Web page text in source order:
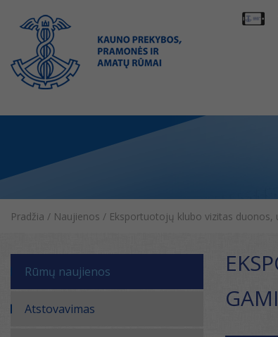
Pradžia / Naujienos / Eksportuotojų klubo vizitas duonos,
Rūmų naujienos
Atstovavimas